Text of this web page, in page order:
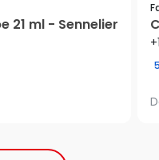
21 ml - Sennelier